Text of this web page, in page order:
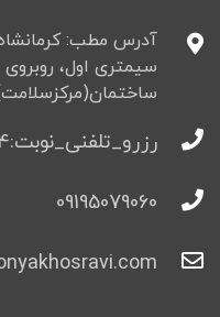
سیمتری اول، روبروی
رزرو_تلفنی_نوبت:09195079064
09195079060